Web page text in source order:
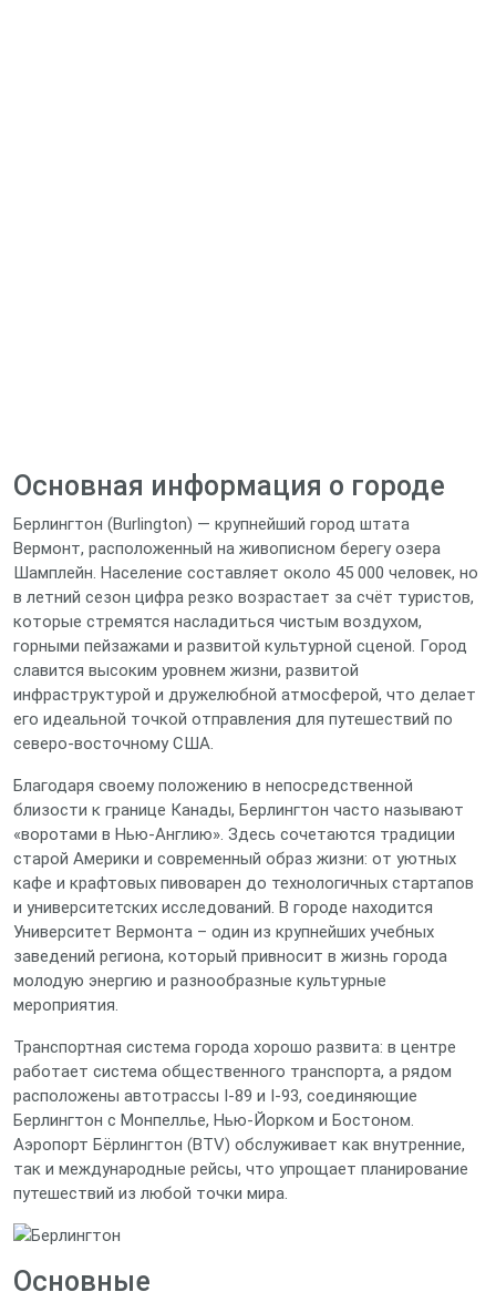
Основная информация о городе
Берлингтон (Burlington) — крупнейший город штата
Вермонт, расположенный на живописном берегу озера
Шамплейн. Население составляет около 45 000 человек, но
в летний сезон цифра резко возрастает за счёт туристов,
которые стремятся насладиться чистым воздухом,
горными пейзажами и развитой культурной сценой. Город
славится высоким уровнем жизни, развитой
инфраструктурой и дружелюбной атмосферой, что делает
его идеальной точкой отправления для путешествий по
северо‑восточному США.
Благодаря своему положению в непосредственной
близости к границе Канады, Берлингтон часто называют
«воротами в Нью‑Англию». Здесь сочетаются традиции
старой Америки и современный образ жизни: от уютных
кафе и крафтовых пивоварен до технологичных стартапов
и университетских исследований. В городе находится
Университет Вермонта – один из крупнейших учебных
заведений региона, который привносит в жизнь города
молодую энергию и разнообразные культурные
мероприятия.
Транспортная система города хорошо развита: в центре
работает система общественного транспорта, а рядом
расположены автотрассы I‑89 и I‑93, соединяющие
Берлингтон с Монпеллье, Нью‑Йорком и Бостоном.
Аэропорт Бёрлингтон (BTV) обслуживает как внутренние,
так и международные рейсы, что упрощает планирование
путешествий из любой точки мира.
Основные